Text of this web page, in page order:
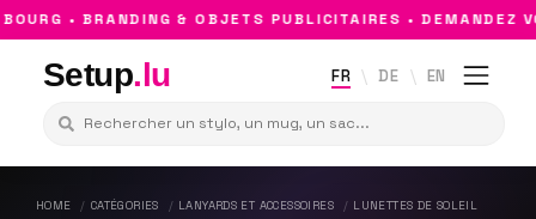
• BRANDING & OBJETS PUBLICITAIRES • DEMANDEZ
Setup.lu FR DE EN
HOME CATÉGORIES LANYARDS ET ACCESSOIRES
LUNETTES DE SOLEIL